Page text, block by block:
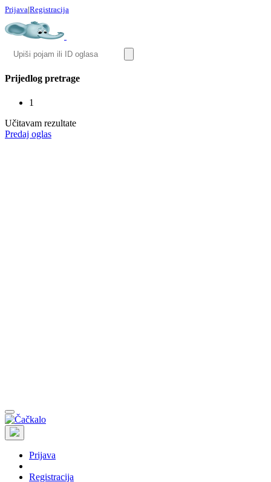
Prijava|Registracija
Prijedlog pretrage
1
Učitavam rezultate
Predaj oglas
Prijava
Registracija